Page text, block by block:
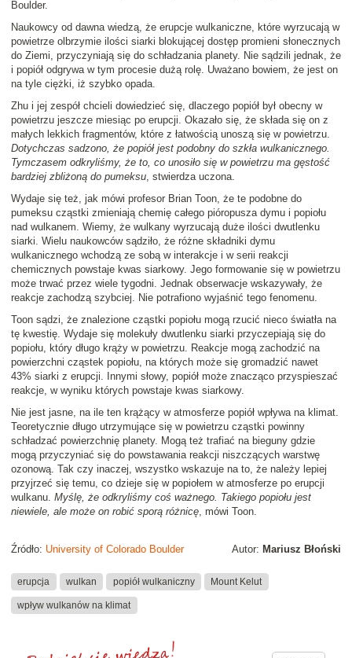
Boulder.
Naukowcy od dawna wiedzą, że erupcje wulkaniczne, które wyrzucają w
powietrze olbrzymie ilości siarki blokującej dostęp promieni słonecznych
do Ziemi, przyczyniają się do schładzania planety. Nie sądzili jednak, że
i popiół odgrywa w tym procesie dużą rolę. Uważano bowiem, że jest on
na tyle ciężki, iż szybko opada.
Zhu i jej zespół chcieli dowiedzieć się, dlaczego popiół był obecny w
powietrzu jeszcze miesiąc po erupcji. Okazało się, że składa się on z
małych lekkich fragmentów, które z łatwością unoszą się w powietrzu.
Dotychczas sadzono, że popiół jest podobny do szkła wulkanicznego.
Tymczasem odkryliśmy, że to, co unosiło się w powietrzu ma gęstość
bardziej zbliżoną do pumeksu, stwierdza uczona.
Wydaje się też, jak mówi profesor Brian Toon, że te podobne do
pumeksu cząstki zmieniają chemię całego pióropusza dymu i popiołu
nad wulkanem. Wiemy, że wulkany wyrzucają duże ilości dwutlenku
siarki. Wielu naukowców sądziło, że różne składniki dymu
wulkanicznego wchodzą ze sobą w interakcje i w serii reakcji
chemicznych powstaje kwas siarkowy. Jego formowanie się w powietrzu
może trwać przez wiele tygodni. Jednak obserwacje wskazywały, że
reakcje zachodzą szybciej. Nie potrafiono wyjaśnić tego fenomenu.
Toon sądzi, że znalezione cząstki popiołu mogą rzucić nieco światła na
tę kwestię. Wydaje się molekuły dwutlenku siarki przyczepiają się do
popiołu, który długo krąży w powietrzu. Reakcje mogą zachodzić na
powierzchni cząstek popiołu, na których może się gromadzić nawet
43% siarki z erupcji. Innymi słowy, popiół może znacząco przyspieszać
reakcje, w wyniku których powstaje kwas siarkowy.
Nie jest jasne, na ile ten krążący w atmosferze popiół wpływa na klimat.
Teoretycznie długo utrzymujące się w powietrzu cząstki powinny
schładzać powierzchnię planety. Mogą też trafiać na bieguny gdzie
mogą przyczyniać się do powstawania reakcji niszczących warstwę
ozonową. Tak czy inaczej, wszystko wskazuje na to, że należy lepiej
przyjrzeć się temu, co dzieje się w popiołem w atmosferze po erupcji
wulkanu. Myślę, że odkryliśmy coś ważnego. Takiego popiołu jest
niewiele, ale może on robić sporą różnicę, mówi Toon.
Autor: Mariusz Błoński
Źródło: University of Colorado Boulder
erupcja wulkan popiół wulkaniczny Mount Kelut
wpływ wulkanów na klimat